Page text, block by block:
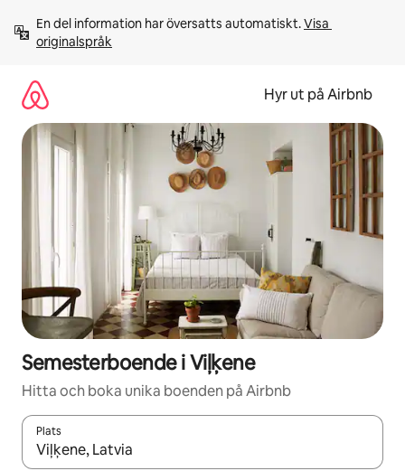
innehåll
En del information har översatts automatiskt. Visa
originalspråk
Hyr ut på Airbnb
Semesterboende i Viļķene
Hitta och boka unika boenden på Airbnb
Plats
När resultaten är tillgängliga kan du navigera med upp- och